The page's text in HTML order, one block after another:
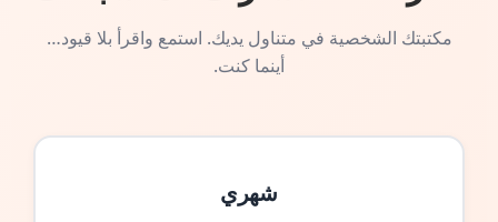
مكتبتك الشخصية في متناول يديك. استمع واقرأ بلا قيود…
أينما كنت.
شهري